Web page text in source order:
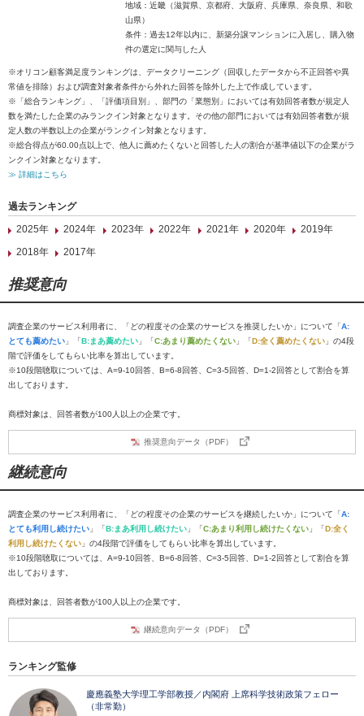
地域：近畿（滋賀県、京都府、大阪府、兵庫県、奈良県、和歌
山県）
条件：過去12年以内に、新築分譲マンションに入居し、購入物
件の選定に関与した人
※オリコン顧客満足度ランキングは、データクリーニング（回収したデータから不正回答や異
常値を排除）および調査対象者条件から外れた回答を除外した上で作成しています。
※「総合ランキング」、「評価項目別」、部門の「業態別」においては有効回答者数が規定人
数を満たした企業のみランクイン対象となります。その他の部門においては有効回答者数が規
定人数の半数以上の企業がランクイン対象となります。
※総合得点が60.00点以上で、他人に薦めたくないと回答した人の割合が基準値以下の企業がラ
ンクイン対象となります。
≫ 詳細はこちら
過去ランキング
2025年
2024年 2023年 2022年 2021年 2020年
2019年
2018年
2017年
推奨意向
調査企業のサービス利用者に、「どの程度その企業のサービスを推奨したいか」について「A:
とても薦めたい 」「B:まあ薦めたい 」「C:あまり薦めたくない 」「D:全く薦めたくない 」の4段
階で評価をしてもらい比率を算出しています。
※10段階聴取については、A=9-10回答、B=6-8回答、C=3-5回答、D=1-2回答として割合を算
出しております。
商標対象は、回答者数が100人以上の企業です。
推奨意向データ（PDF）
継続意向
調査企業のサービス利用者に、「どの程度その企業のサービスを継続したいか」について「A:
とても利用し続けたい 」「B:まあ利用し続けたい 」「C:あまり利用し続けたくない 」「D:全く
利用し続けたくない 」の4段階で評価をしてもらい比率を算出しています。
※10段階聴取については、A=9-10回答、B=6-8回答、C=3-5回答、D=1-2回答として割合を算
出しております。
商標対象は、回答者数が100人以上の企業です。
継続意向データ（PDF）
ランキング監修
慶應義塾大学理工学部教授／内閣府 上席科学技術政策フェロー
（非常勤）